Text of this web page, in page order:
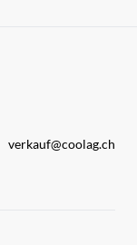
verkauf@coolag.ch